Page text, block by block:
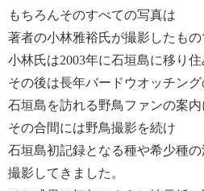
もちろんそのすべての写真は
著者の小林雅裕氏が撮影したもの
小林氏は2003年に石垣島に移り住
その後は長年バードウオッチン
石垣島を訪れる野鳥ファンの案内
その合間には野鳥撮影を続け
石垣島初記録となる種や希少種
撮影してきました。